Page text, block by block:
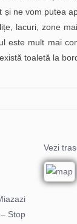
și ne vom putea
lacuri, zone
este mult mai
toaletă la
Stop
Vezi